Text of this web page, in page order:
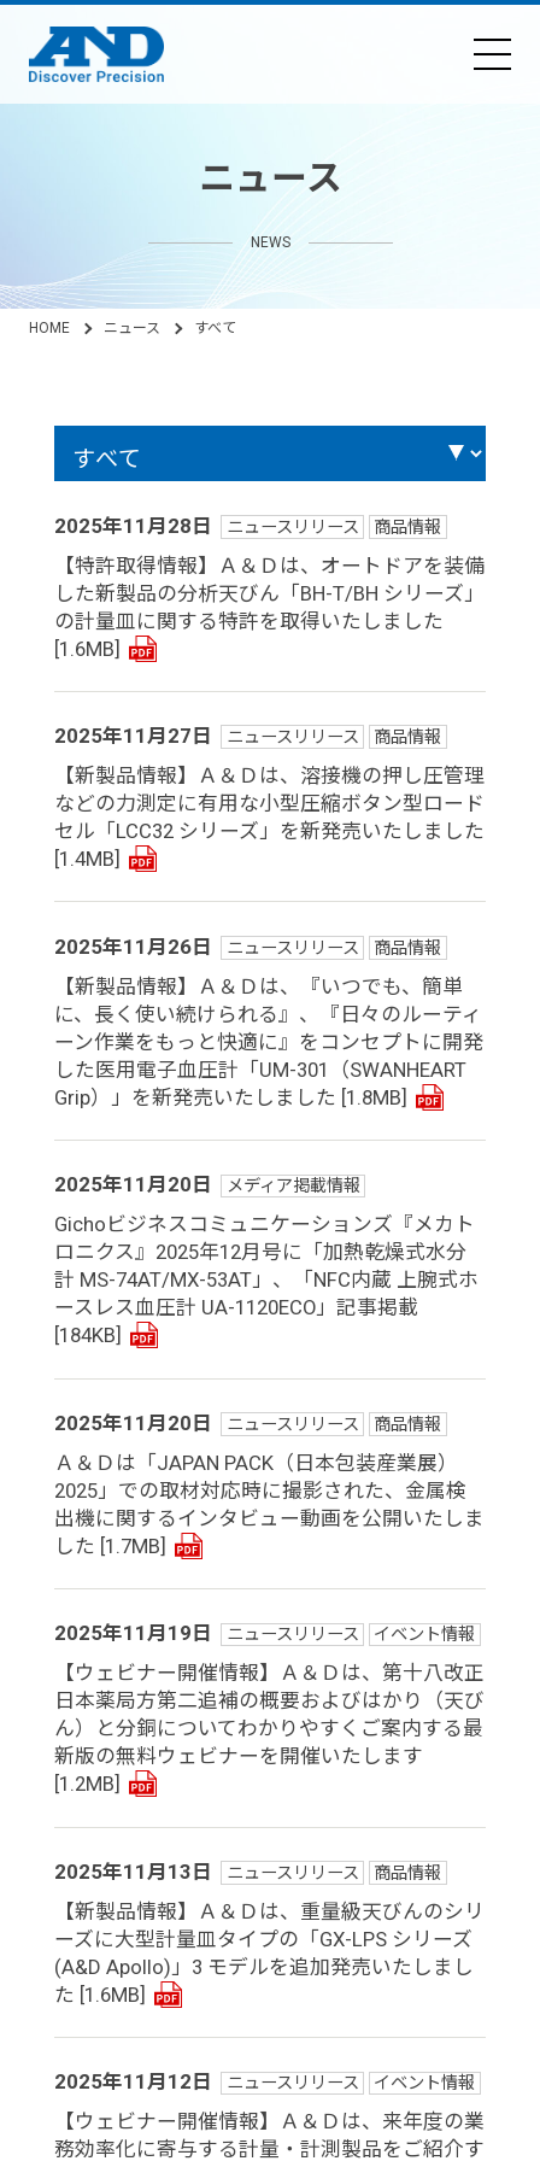
ニュース
NEWS
HOME ニュース すべて
2025年11月28日 ニュースリリース 商品情報
【特許取得情報】Ａ＆Ｄは、オートドアを装備
した新製品の分析天びん「BH-T/BH シリーズ」
の計量皿に関する特許を取得いたしました
[1.6MB]
2025年11月27日 ニュースリリース 商品情報
【新製品情報】Ａ＆Ｄは、溶接機の押し圧管理
などの力測定に有用な小型圧縮ボタン型ロード
セル「LCC32 シリーズ」を新発売いたしました
[1.4MB]
2025年11月26日 ニュースリリース 商品情報
【新製品情報】Ａ＆Ｄは、『いつでも、簡単
に、長く使い続けられる』、『日々のルーティ
ーン作業をもっと快適に』をコンセプトに開発
した医用電子血圧計「UM-301（SWANHEART
Grip）」を新発売いたしました [1.8MB]
2025年11月20日 メディア掲載情報
Gichoビジネスコミュニケーションズ『メカト
ロニクス』2025年12月号に「加熱乾燥式水分
計 MS-74AT/MX-53AT」、「NFC内蔵 上腕式ホ
ースレス血圧計 UA-1120ECO」記事掲載
[184KB]
2025年11月20日 ニュースリリース 商品情報
Ａ＆Ｄは「JAPAN PACK（日本包装産業展）
2025」での取材対応時に撮影された、金属検
出機に関するインタビュー動画を公開いたしま
した [1.7MB]
2025年11月19日 ニュースリリース イベント情報
【ウェビナー開催情報】Ａ＆Ｄは、第十八改正
日本薬局方第二追補の概要およびはかり（天び
ん）と分銅についてわかりやすくご案内する最
新版の無料ウェビナーを開催いたします
[1.2MB]
2025年11月13日 ニュースリリース 商品情報
【新製品情報】Ａ＆Ｄは、重量級天びんのシリ
ーズに大型計量皿タイプの「GX-LPS シリーズ
(A&D Apollo)」3 モデルを追加発売いたしまし
た [1.6MB]
2025年11月12日 ニュースリリース イベント情報
【ウェビナー開催情報】Ａ＆Ｄは、来年度の業
務効率化に寄与する計量・計測製品をご紹介す